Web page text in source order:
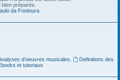
préparée.
da Fontoura
d'oeuvres musicales
Definitions des
et tutoriaux